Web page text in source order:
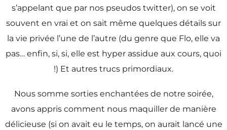
s’appelant que par nos pseudos twitter), on se voit
souvent en vrai et on sait même quelques détails sur
la vie privée l’une de l’autre (du genre que Flo, elle va
pas… enfin, si, si, elle est hyper assidue aux cours, quoi
!) Et autres trucs primordiaux.
Nous somme sorties enchantées de notre soirée,
avons appris comment nous maquiller de manière
délicieuse (si on avait eu le temps, on aurait lancé une